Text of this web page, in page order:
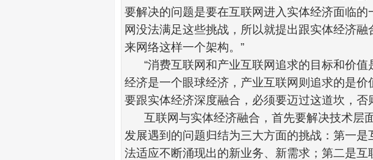
要解决的问题是要在互联网进入实体经济面临
网没法满足这些挑战，所以就提出跟实体经济融
来网络这样一个架构。 ”
“消费互联网和产业互联网追求的目标和价值
经济是一个眼球经济，产业互联网则追求的是价
要跟实体经济深度融合，必须要迈过这道坎，否
互联网与实体经济融合，首先要解决技术层
发展遇到的问题归结为三大方面的挑战：第一
法适应不断涌现出的新业务、新需求；第二是